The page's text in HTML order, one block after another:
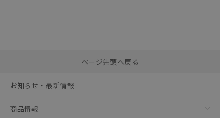
括ダウンロード
ページ先頭へ戻る
お知らせ・最新情報
商品情報